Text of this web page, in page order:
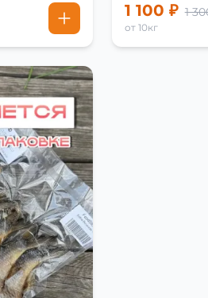
1 100 ₽ 1
от 10кг